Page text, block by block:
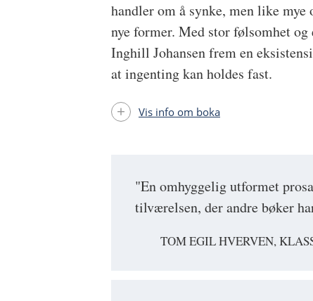
"En omhyggelig utformet
tilværelsen, der andre bøker
TOM EGIL HVERVEN,
handler om å synke, men like
nye former. Med stor følsomhet
Inghill Johansen frem en
at ingenting kan holdes fast.
Vis info om boka